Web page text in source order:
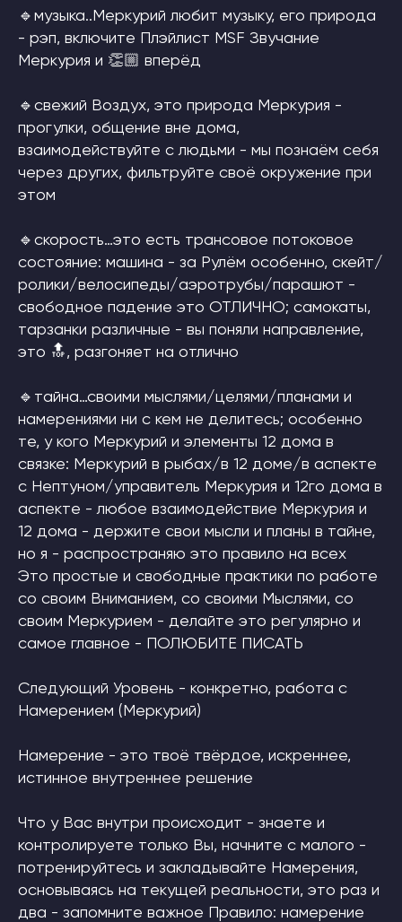
🔹музыка..Меркурий любит музыку, его природа
- рэп, включите Плэйлист MSF Звучание
Меркурия и 👏🏼 вперёд
🔹свежий Воздух, это природа Меркурия -
прогулки, общение вне дома,
взаимодействуйте с людьми - мы познаём себя
через других, фильтруйте своё окружение при
этом
🔹скорость…это есть трансовое потоковое
состояние: машина - за Рулём особенно, скейт/
ролики/велосипеды/аэротрубы/парашют -
свободное падение это ОТЛИЧНО; самокаты,
тарзанки различные - вы поняли направление,
это 🔝, разгоняет на отлично
🔹тайна…своими мыслями/целями/планами и
намерениями ни с кем не делитесь; особенно
те, у кого Меркурий и элементы 12 дома в
связке: Меркурий в рыбах/в 12 доме/в аспекте
с Нептуном/управитель Меркурия и 12го дома в
аспекте - любое взаимодействие Меркурия и
12 дома - держите свои мысли и планы в тайне,
но я - распространяю это правило на всех
Это простые и свободные практики по работе
со своим Вниманием, со своими Мыслями, со
своим Меркурием - делайте это регулярно и
самое главное - ПОЛЮБИТЕ ПИСАТЬ
Следующий Уровень - конкретно, работа с
Намерением (Меркурий)
Намерение - это твоё твёрдое, искреннее,
истинное внутреннее решение
Что у Вас внутри происходит - знаете и
контролируете только Вы, начните с малого -
потренируйтесь и закладывайте Намерения,
основываясь на текущей реальности, это раз и
два - запомните важное Правило: намерение